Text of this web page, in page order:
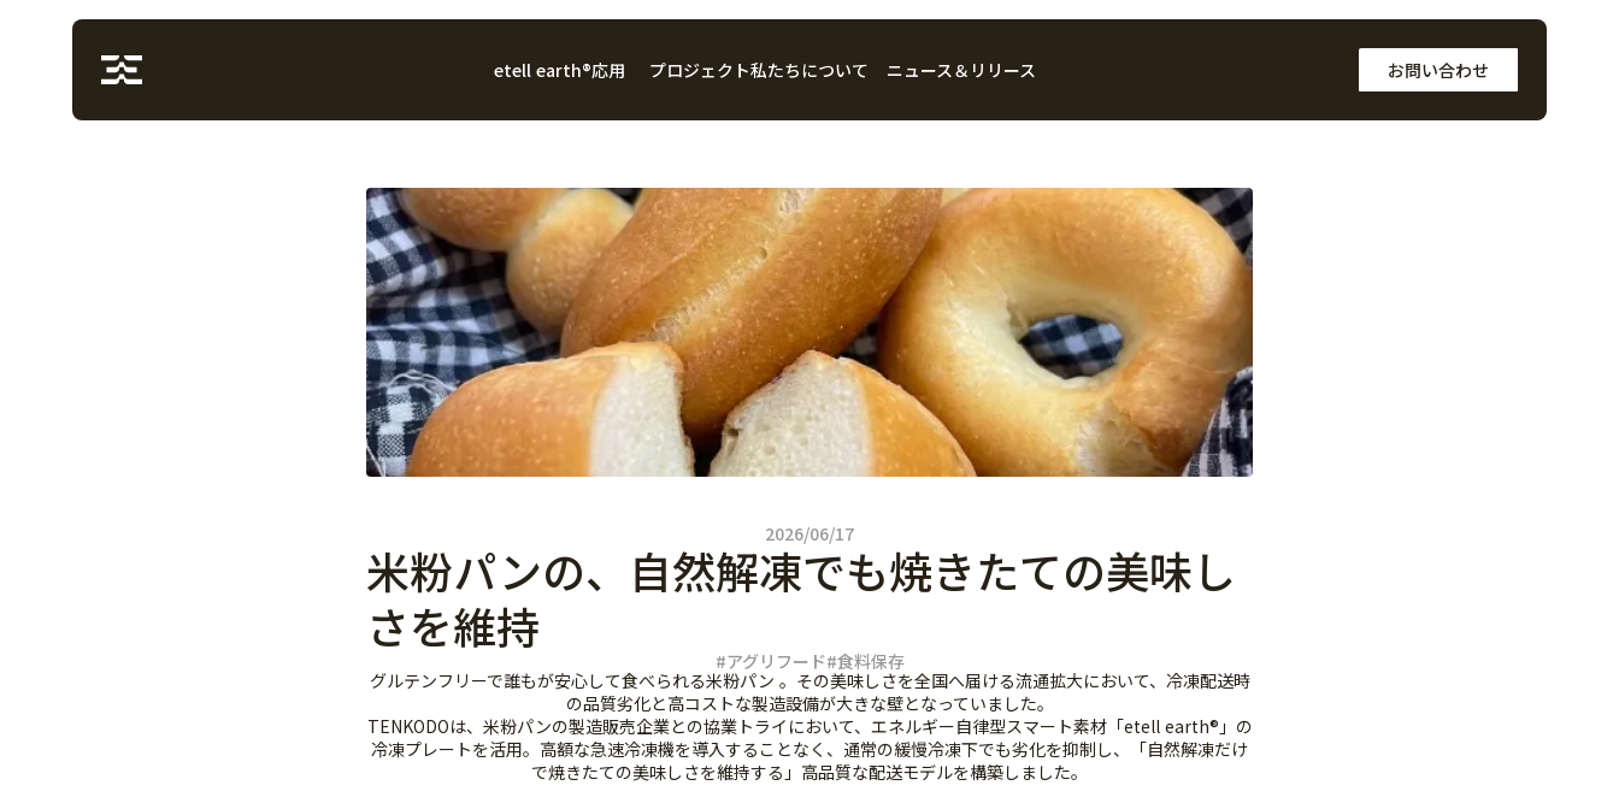
etell earth®応用
住まい
プロジェクト私たちについて ニュース＆リリース お問い合わせ
2026/06/17
米粉パンの、自然解凍でも焼きたての美味し
さを維持
#アグリフード#食料保存
グルテンフリーで誰もが安心して食べられる米粉パン 。その美味しさを全国へ届ける流通拡大において、冷凍配送時
の品質劣化と高コストな製造設備が大きな壁となっていました。
TENKODOは、米粉パンの製造販売企業との協業トライにおいて、エネルギー自律型スマート素材「etell earth®」の
冷凍プレートを活用。高額な急速冷凍機を導入することなく、通常の緩慢冷凍下でも劣化を抑制し、「自然解凍だけ
で焼きたての美味しさを維持する」高品質な配送モデルを構築しました。